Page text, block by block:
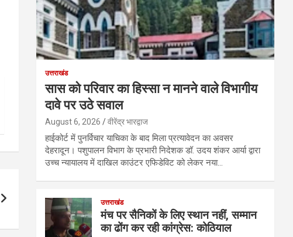
उत्तराखंड
सास को परिवार का हिस्सा न मानने वाले विभागीय
दावे पर उठे सवाल
August 6, 2026 वीरेंद्र भारद्वाज
हाईकोर्ट में पुनर्विचार याचिका के बाद मिला प्रत्यावेदन का अवसर
देहरादून। पशुपालन विभाग के प्रभारी निदेशक डॉ. उदय शंकर आर्या द्वारा
उच्च न्यायालय में दाखिल काउंटर एफिडेविट को लेकर नया…
उत्तराखंड
मंच पर सैनिकों के लिए स्थान नहीं, सम्मान
का ढोंग कर रही कांग्रेस: कोठियाल